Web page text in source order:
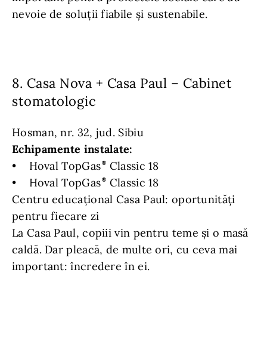
nevoie de soluții fiabile și sustenabile.
8. Casa Nova + Casa Paul – Cabinet
stomatologic
Hosman, nr. 32, jud. Sibiu
Echipamente instalate:
• Hoval TopGas
Classic 18
• Hoval TopGas
Classic 18
Centru educațional Casa Paul: oportunități
pentru fiecare zi
La Casa Paul, copiii vin pentru teme și o masă
caldă. Dar pleacă, de multe ori, cu ceva mai
important: încredere în ei.